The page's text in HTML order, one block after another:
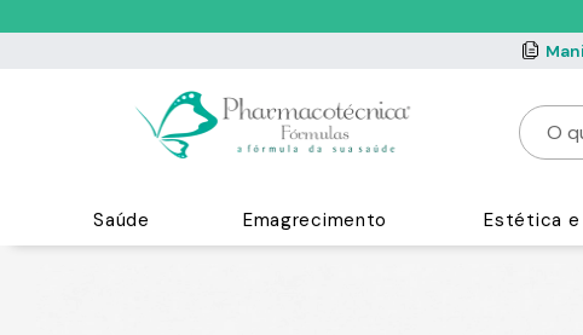
Saúde Emagrecimento Estética e